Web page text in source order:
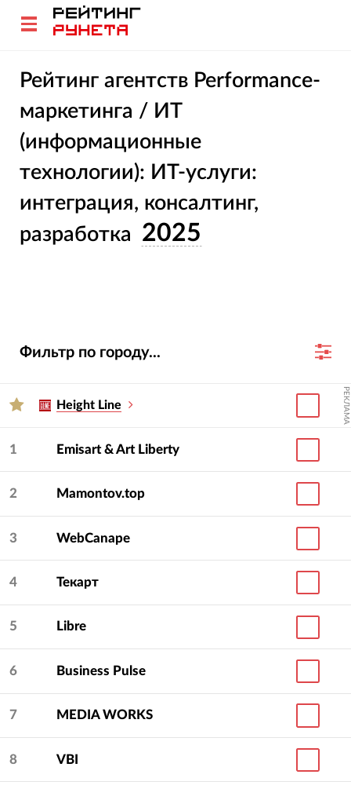
Рейтинг агентств Performance-
маркетинга / ИТ
(информационные
технологии): ИТ-услуги:
интеграция, консалтинг,
разработка 2025
Фильтр по городу...
Height Line РЕКЛАМА
1 Emisart & Art Liberty
2 Mamontov.top
3 WebCanape
4 Текарт
5 Libre
6 Business Pulse
7 MEDIA WORKS
8 VBI